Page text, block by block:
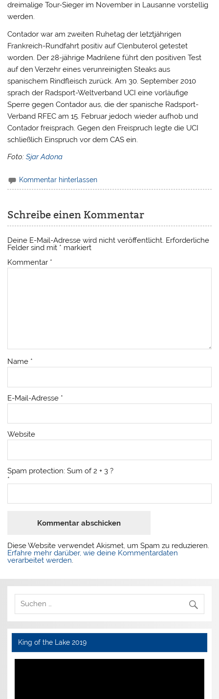
dreimalige Tour-Sieger im November in Lausanne vorstellig
werden.
Contador war am zweiten Ruhetag der letztjährigen
Frankreich-Rundfahrt positiv auf Clenbuterol getestet
worden. Der 28-jährige Madrilene führt den positiven Test
auf den Verzehr eines verunreinigten Steaks aus
spanischem Rindfleisch zurück. Am 30. September 2010
sprach der Radsport-Weltverband UCI eine vorläufige
Sperre gegen Contador aus, die der spanische Radsport-
Verband RFEC am 15. Februar jedoch wieder aufhob und
Contador freisprach. Gegen den Freispruch legte die UCI
schließlich Einspruch vor dem CAS ein.
Foto:Sjar Adona
Kommentar hinterlassen
Schreibe einen Kommentar
Deine E-Mail-Adresse wird nicht veröffentlicht. Erforderliche
Felder sind mit * markiert
Kommentar *
Name *
E-Mail-Adresse *
Website
Spam protection: Sum of 2 + 3 ?
*
Diese Website verwendet Akismet, um Spam zu reduzieren.
Erfahre mehr darüber, wie deine Kommentardaten
verarbeitet werden.
King of the Lake 2019
Video-